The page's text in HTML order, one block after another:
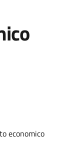
economico